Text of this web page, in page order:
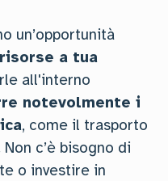
un’opportunità
a tua
all'interno
notevolmente i
, come il trasporto
c’è bisogno di
o investire in